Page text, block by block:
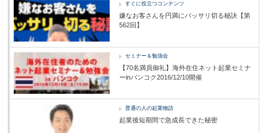
すぐに役立つコンテンツ
嫌なお客さんを円満にバッサリ切る秘訣【第
562回】
セミナー＆勉強会
【70名満員御礼】海外在住ネット起業セミナ
ーinバンコク2016/12/10開催
普通の人の起業物語
起業後短期間で急成長できた秘密